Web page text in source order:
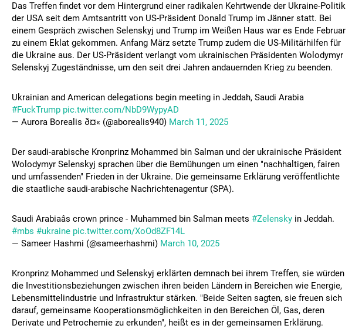
Das Treffen findet vor dem Hintergrund einer radikalen Kehrtwende der Ukraine-Politik
der USA seit dem Amtsantritt von US-Präsident Donald Trump im Jänner statt. Bei
einem Gespräch zwischen Selenskyj und Trump im Weißen Haus war es Ende Februar
zu einem Eklat gekommen. Anfang März setzte Trump zudem die US-Militärhilfen für
die Ukraine aus. Der US-Präsident verlangt vom ukrainischen Präsidenten Wolodymyr
Selenskyj Zugeständnisse, um den seit drei Jahren andauernden Krieg zu beenden.
Ukrainian and American delegations begin meeting in Jeddah, Saudi Arabia
#FuckTrump pic.twitter.com/NbD9WypyAD
— Aurora Borealis ð¤« (@aborealis940) March 11, 2025
Der saudi-arabische Kronprinz Mohammed bin Salman und der ukrainische Präsident
Wolodymyr Selenskyj sprachen über die Bemühungen um einen "nachhaltigen, fairen
und umfassenden" Frieden in der Ukraine. Die gemeinsame Erklärung veröffentlichte
die staatliche saudi-arabische Nachrichtenagentur (SPA).
Saudi Arabiaâs crown prince - Muhammed bin Salman meets #Zelensky in Jeddah.
#mbs #ukraine pic.twitter.com/XoOd8ZF14L
— Sameer Hashmi (@sameerhashmi) March 10, 2025
Kronprinz Mohammed und Selenskyj erklärten demnach bei ihrem Treffen, sie würden
die Investitionsbeziehungen zwischen ihren beiden Ländern in Bereichen wie Energie,
Lebensmittelindustrie und Infrastruktur stärken. "Beide Seiten sagten, sie freuen sich
darauf, gemeinsame Kooperationsmöglichkeiten in den Bereichen Öl, Gas, deren
Derivate und Petrochemie zu erkunden", heißt es in der gemeinsamen Erklärung.